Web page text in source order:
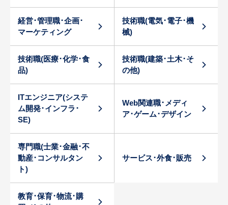
経営･管理職･企画･
マーケティング
技術職(電気･電子･機
械)
技術職(医療･化学･食
品)
技術職(建築･土木･そ
の他)
ITエンジニア(システ
ム開発･インフラ･
SE)
Web関連職･メディ
ア･ゲーム･デザイン
専門職(士業･金融･不
動産･コンサルタン
ト)
サービス･外食･販売
教育･保育･物流･購